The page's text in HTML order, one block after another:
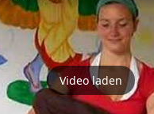
Video laden